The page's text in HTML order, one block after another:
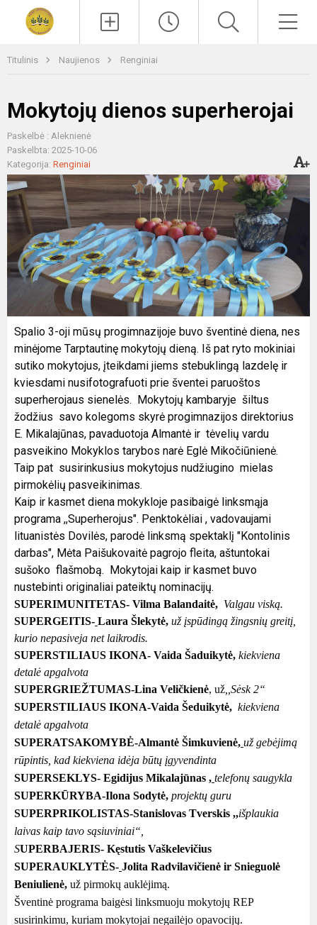
Titulinis Naujienos Renginiai
Mokytojų dienos superherojai
Paskelbė : Aleknienė
Paskelbta: 2025-10-06
Kategorija: Renginiai
Spalio 3-oji mūsų progimnazijoje buvo šventinė diena, nes
minėjome Tarptautinę mokytojų dieną. Iš pat ryto mokiniai
sutiko mokytojus, įteikdami jiems stebuklingą lazdelę ir
kviesdami nusifotografuoti prie šventei paruoštos
superherojaus sienelės. Mokytojų kambaryje šiltus
žodžius savo kolegoms skyrė progimnazijos direktorius
E. Mikalajūnas, pavaduotoja Almantė ir tėvelių vardu
pasveikino Mokyklos tarybos narė Eglė Mikočiūnienė.
Taip pat susirinkusius mokytojus nudžiugino mielas
pirmokėlių pasveikinimas.
Kaip ir kasmet diena mokykloje pasibaigė linksmąja
programa ,,Superherojus". Penktokėliai , vadovaujami
lituanistės Dovilės, parodė linksmą spektaklį "Kontolinis
darbas", Mėta Paišukovaitė pagrojo fleita, aštuntokai
sušoko flašmobą. Mokytojai kaip ir kasmet buvo
nustebinti originaliai pateiktų nominacijų.
SUPERIMUNITETAS- Vilma Balandaitė, Valgau viską.
SUPERGEITIS- Laura Šlekytė, už įspūdingą žingsnių greitį,
kurio nepasiveja net laikrodis.
SUPERSTILIAUS IKONA- Vaida Šaduikytė, kiekviena
detalė apgalvota
SUPERGRIEŽTUMAS-Lina Veličkienė, už ,,Sėsk 2“
SUPERSTILIAUS IKONA-Vaida Šeduikytė, kiekviena
detalė apgalvota
SUPERATSAKOMYBĖ-Almantė Šimkuvienė, už gebėjimą
rūpintis, kad kiekviena idėja būtų įgyvendinta
SUPERSEKLYS- Egidijus Mikalajūnas , telefonų saugykla
SUPERKŪRYBA-Ilona Sodytė, projektų guru
SUPERPRIKOLISTAS-Stanislovas Tverskis ,,išplaukia
laivas kaip tavo sąsiuviniai“,
SUPERBAJERIS- Kęstutis Vaškelevičius
SUPERAUKLYTĖS- Jolita Radvilavičienė ir Snieguolė
Beniulienė, už pirmokų auklėjimą.
Šventinė programa baigėsi linksmuoju mokytojų REP
susirinkimu, kuriam mokytojai negailėjo opavocijų.